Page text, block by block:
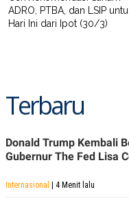
ADRO, PTBA, dan LSIP
Hari Ini dari Ipot (30/3)
Terbaru
Donald Trump Kembali
Gubernur The Fed Lisa
Internasional | 4 Menit lalu